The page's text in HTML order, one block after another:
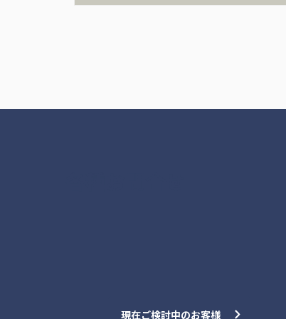
現在ご検討中のお客様